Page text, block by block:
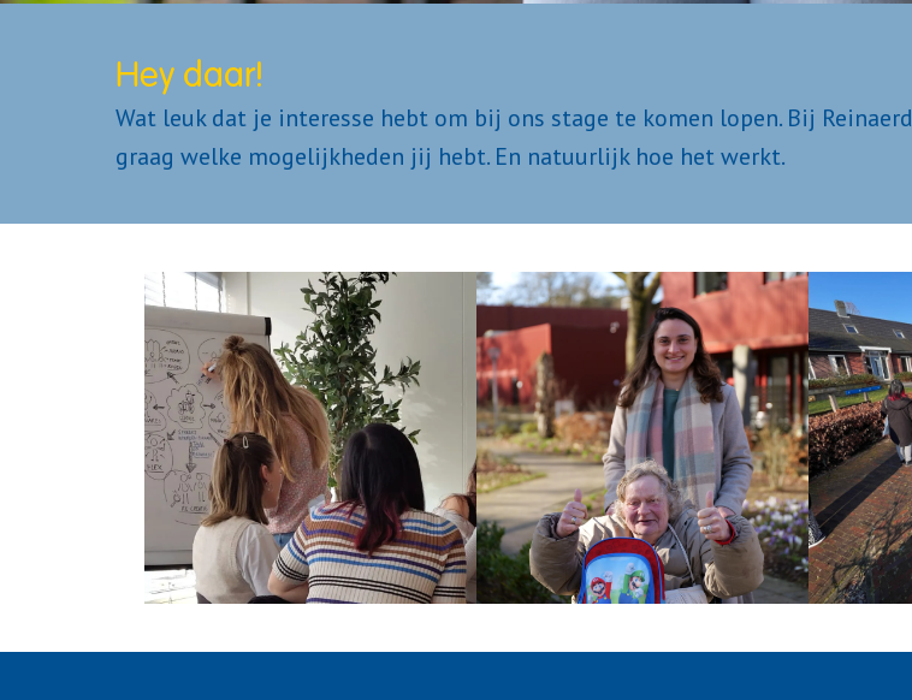
Hey daar!
Wat leuk dat je interesse hebt om bij ons stage te komen lopen. Bij
graag welke mogelijkheden jij hebt. En natuurlijk hoe het werkt.